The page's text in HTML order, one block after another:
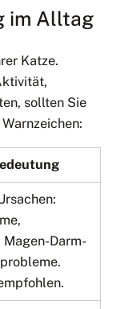
im Alltag
Katze.
sollten Sie
Darm-